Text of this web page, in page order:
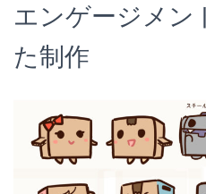
エンゲージメン
た制作